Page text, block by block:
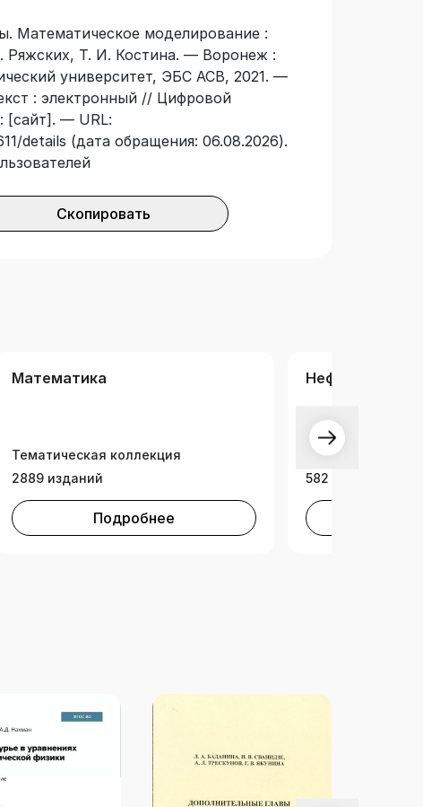
Математическое моделирование :
Ряжских, Т. И. Костина. — Воронеж :
университет, ЭБС АСВ, 2021. —
: электронный // Цифровой
[сайт]. — URL:
details (дата обращения: 06.08.2026).
Скопировать
Математика
Тематическая коллекция
2889 изданий
Подробнее
Нефтегазовое
Тематическая
582 издания